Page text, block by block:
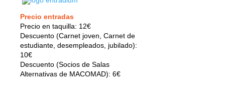
Precio entradas
Precio en taquilla: 12€
Descuento (Carnet joven, Carnet de
estudiante, desempleados, jubilado):
10€
Descuento (Socios de Salas
Alternativas de MACOMAD): 6€